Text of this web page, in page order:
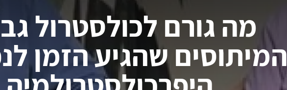
מה גורם לכולסטרול
המיתוסים שהגיע הזמן